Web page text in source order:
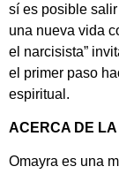
sí es posible
una nueva vida
el narcisista”
el primer paso
espiritual.
ACERCA DE
Omayra es una